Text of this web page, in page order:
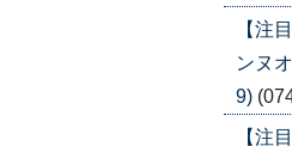
【注
ンヌ
9)
【注